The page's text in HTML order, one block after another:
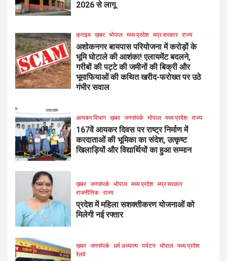
2026 से लागू
क्राइम ख़बर भोपाल मध्य प्रदेश मप्र सरकार राज्य
अशोकनगर बायपास परियोजना में करोड़ों के
भूमि घोटाले की आशंका! एलायमेंट बदलने,
गरीबों की पट्टे की जमीनों की बिक्री और
भूमाफियाओं की कथित खरीद-फरोख्त पर उठे
गंभीर सवाल
आयकर विभाग ख़बर जनसंपर्क भोपाल मध्य प्रदेश राज्य
167वें आयकर दिवस पर राष्ट्र निर्माण में
करदाताओं की भूमिका का संदेश, उत्कृष्ट
खिलाड़ियों और विद्यार्थियों का हुआ सम्मान
ख़बर जनसंपर्क भोपाल मध्य प्रदेश मप्र सरकार
राजनीतिक राज्य
प्रदेश में महिला सशक्तीकरण योजनाओं को
मिलेगी नई रफ्तार
ख़बर जनसंपर्क धर्म अध्यात्म पर्यटन भोपाल मध्य प्रदेश
रेलवे